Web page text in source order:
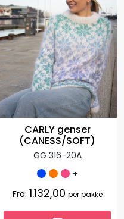
CARLY genser
(CANESS/SOFT)
GG 316-20A
+
Fra: 1.132,00 per pakke